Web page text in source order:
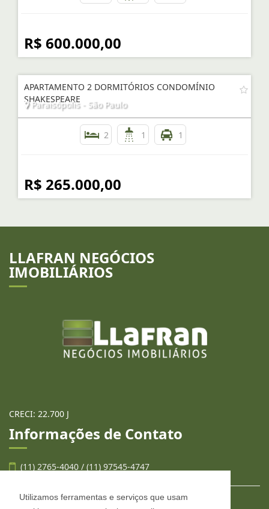
Utilizamos ferramentas e serviços que usam
R$ 600.000,00
APARTAMENTO 2 DORMITÓRIOS CONDOMÍNIO
SHAKESPEARE
Paraisópolis - São Paulo
2 1 1
R$ 265.000,00
LLAFRAN NEGÓCIOS
IMOBILIÁRIOS
CRECI: 22.700 J
Informações de Contato
(11) 2765-4040 / (11) 97545-4747